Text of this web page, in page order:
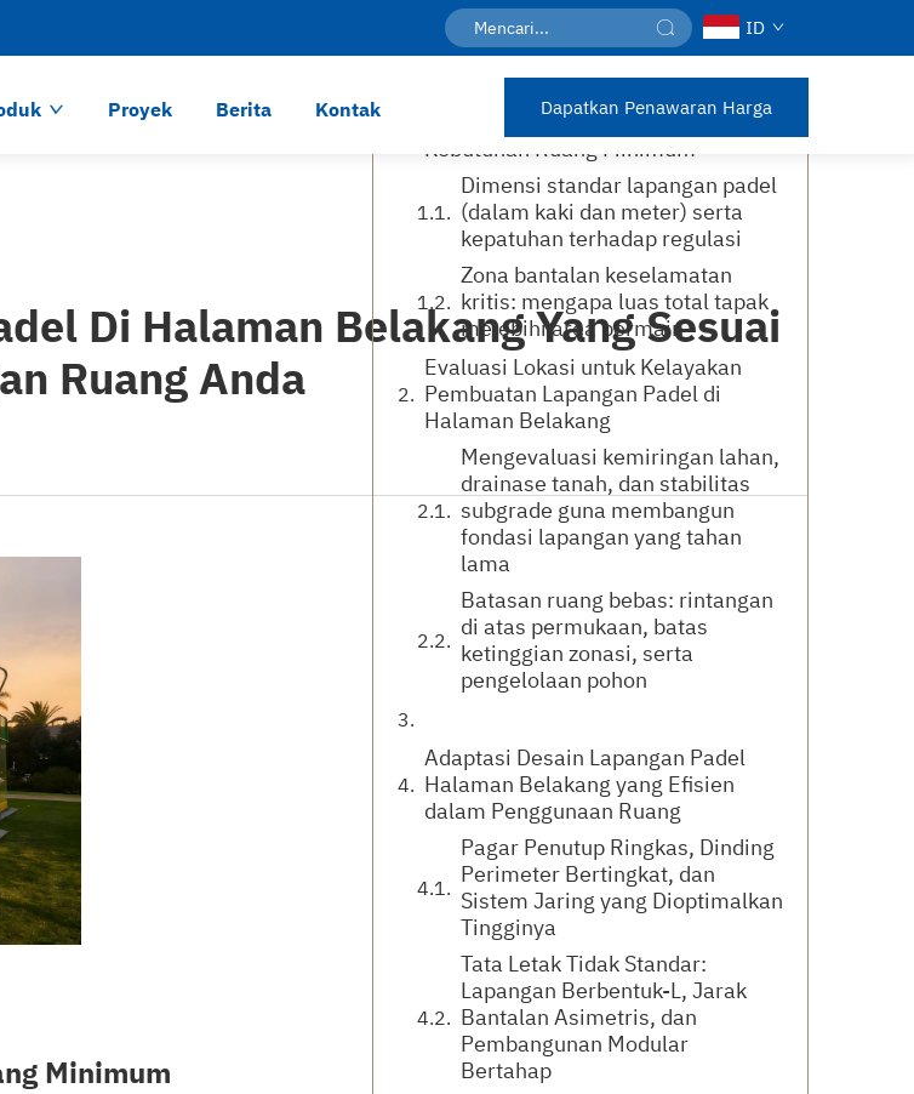
ID
Proyek Berita Kontak Dapatkan Penawaran Harga
Di Halaman Belakang Yang Sesuai
Ruang Anda
Minimum
Daftar Isi
Dimensi Lapangan Padel dan
Kebutuhan Ruang Minimum
Dimensi standar lapangan padel
(dalam kaki dan meter) serta
kepatuhan terhadap regulasi
Zona bantalan keselamatan
kritis: mengapa luas total tapak
melebihi area bermain
Evaluasi Lokasi untuk Kelayakan
Pembuatan Lapangan Padel di
Halaman Belakang
Mengevaluasi kemiringan lahan,
drainase tanah, dan stabilitas
subgrade guna membangun
fondasi lapangan yang tahan
lama
Batasan ruang bebas: rintangan
di atas permukaan, batas
ketinggian zonasi, serta
pengelolaan pohon
Adaptasi Desain Lapangan Padel
Halaman Belakang yang Efisien
dalam Penggunaan Ruang
Pagar Penutup Ringkas, Dinding
Perimeter Bertingkat, dan
Sistem Jaring yang Dioptimalkan
Tingginya
Tata Letak Tidak Standar:
Lapangan Berbentuk-L, Jarak
Bantalan Asimetris, dan
Pembangunan Modular
Bertahap